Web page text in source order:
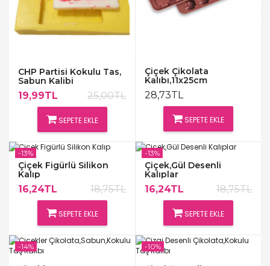
CHP Partisi Kokulu Tas,
Sabun Kalibi
19,99TL 25,00TL
SEPETE EKLE
Çiçek Çikolata
Kalıbı,11x25cm
28,73TL
SEPETE EKLE
Çiçek Figürlü Silikon
Kalıp
16,24TL 18,75TL
SEPETE EKLE
-13%
Çiçek,Gül Desenli
Kalıplar
16,24TL 18,75TL
SEPETE EKLE
-13%
-14% -10%